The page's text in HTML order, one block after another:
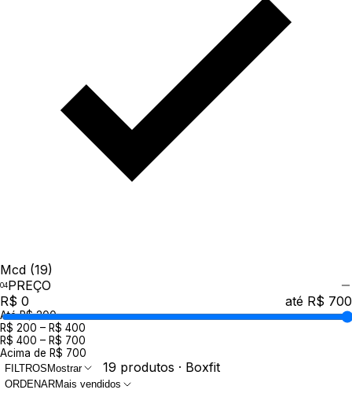
Mcd (19)
PREÇO
R$ 0
até R$ 700
Até R$ 200
R$ 200 – R$ 400
R$ 400 – R$ 700
Acima de R$ 700
FILTROS Mostrar 19 produtos · Boxfit
ORDENARMais vendidos